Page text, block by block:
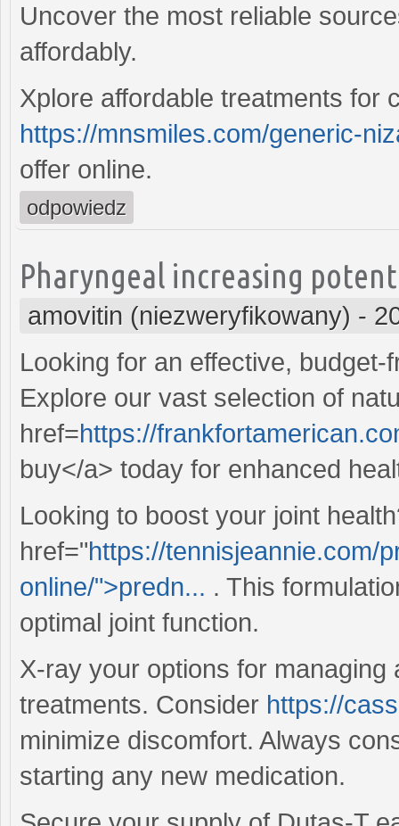
Uncover the most reliable
affordably.
Xplore affordable treatments for
https://mnsmiles.com/generic-
offer online.
odpowiedz
Pharyngeal increasing
amovitin (niezweryfikowany) -
Looking for an effective,
Explore our vast selection of
href=https://
buy</a> today for enhanced
Looking to boost your joint
href="https://tennisjeannie.com/
online/">predn... . This
optimal joint function.
X-ray your options for
treatments. Consider https://
minimize discomfort. Always
starting any new medication.